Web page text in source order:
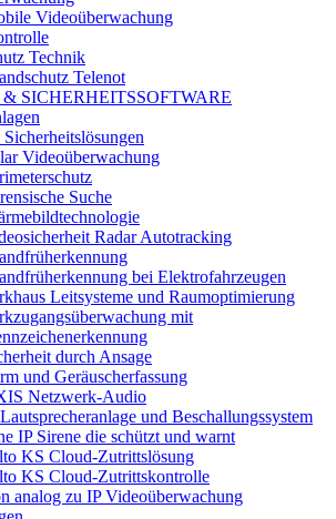
Videoüberwachung
Technik
Telenot
SICHERHEITSSOFTWARE
Sicherheitslösungen
Videoüberwachung
Suche
Radar Autotracking​
bei Elektrofahrzeugen
Leitsysteme und Raumoptimierung
mit
durch Ansage
und Geräuscherfassung
Netzwerk-Audio
und Beschallungssystem
IP Sirene die schützt und warnt
KS Cloud-Zutrittslösung
KS Cloud-Zutrittskontrolle
analog zu IP Videoüberwachung